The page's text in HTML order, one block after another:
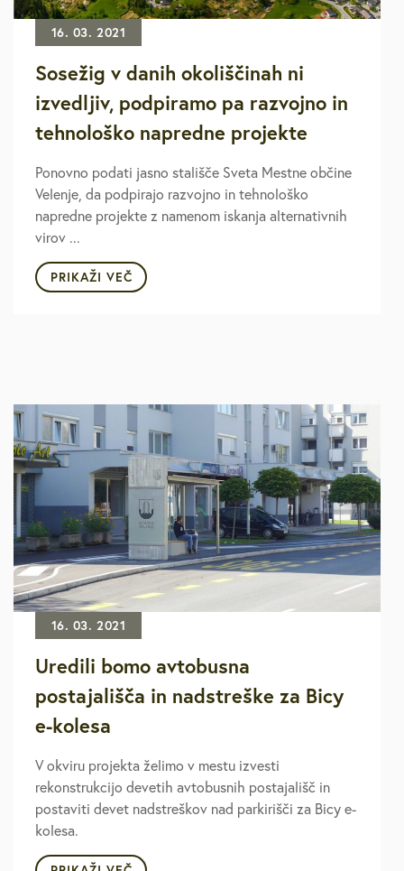
16. 03. 2021
Sosežig v danih okoliščinah ni
izvedljiv, podpiramo pa razvojno in
tehnološko napredne projekte
Ponovno podati jasno stališče Sveta Mestne občine
Velenje, da podpirajo razvojno in tehnološko
napredne projekte z namenom iskanja alternativnih
virov ...
PRIKAŽI VEČ
16. 03. 2021
Uredili bomo avtobusna
postajališča in nadstreške za Bicy
e-kolesa
V okviru projekta želimo v mestu izvesti
rekonstrukcijo devetih avtobusnih postajališč in
postaviti devet nadstreškov nad parkirišči za Bicy e-
kolesa.